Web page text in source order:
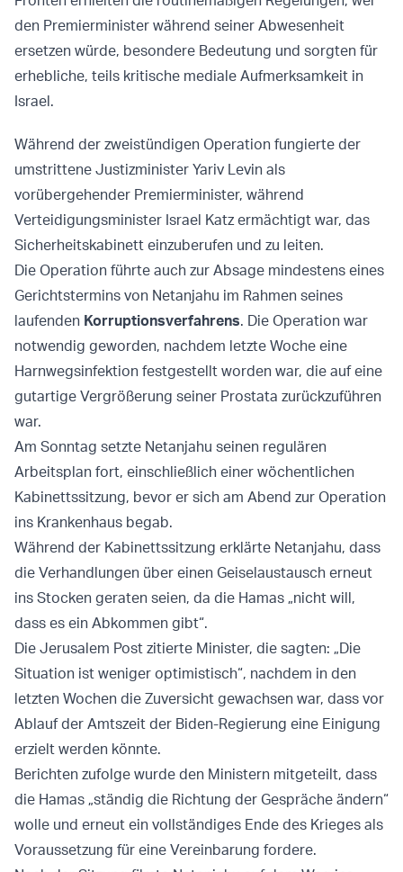
den Premierminister während seiner Abwesenheit
ersetzen würde, besondere Bedeutung und sorgten für
erhebliche, teils kritische mediale Aufmerksamkeit in
Israel.
Während der zweistündigen Operation fungierte der
umstrittene Justizminister Yariv Levin als
vorübergehender Premierminister, während
Verteidigungsminister Israel Katz ermächtigt war, das
Sicherheitskabinett einzuberufen und zu leiten.
Die Operation führte auch zur Absage mindestens eines
Gerichtstermins von Netanjahu im Rahmen seines
laufenden Korruptionsverfahrens. Die Operation war
notwendig geworden, nachdem letzte Woche eine
Harnwegsinfektion festgestellt worden war, die auf eine
gutartige Vergrößerung seiner Prostata zurückzuführen
war.
Am Sonntag setzte Netanjahu seinen regulären
Arbeitsplan fort, einschließlich einer wöchentlichen
Kabinettssitzung, bevor er sich am Abend zur Operation
ins Krankenhaus begab.
Während der Kabinettssitzung erklärte Netanjahu, dass
die Verhandlungen über einen Geiselaustausch erneut
ins Stocken geraten seien, da die Hamas „nicht will,
dass es ein Abkommen gibt“.
Die Jerusalem Post zitierte Minister, die sagten: „Die
Situation ist weniger optimistisch“, nachdem in den
letzten Wochen die Zuversicht gewachsen war, dass vor
Ablauf der Amtszeit der Biden-Regierung eine Einigung
erzielt werden könnte.
Berichten zufolge wurde den Ministern mitgeteilt, dass
die Hamas „ständig die Richtung der Gespräche ändern“
wolle und erneut ein vollständiges Ende des Krieges als
Voraussetzung für eine Vereinbarung fordere.